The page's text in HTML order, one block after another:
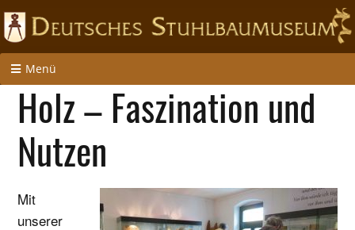
Menü
Holz – Faszination und
Nutzen
Mit
unserer